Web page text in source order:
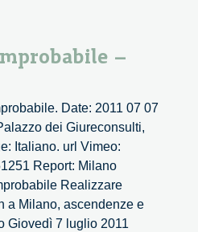
–
Date: 2011 07 07
dei Giureconsulti,
Italiano. url Vimeo:
Report: Milano
Realizzare
a Milano, ascendenze e
Giovedì 7 luglio 2011